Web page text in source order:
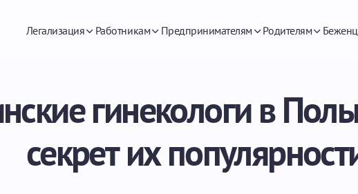
Легализация Работникам Предпринимателям Родителям
гинекологи в
секрет их